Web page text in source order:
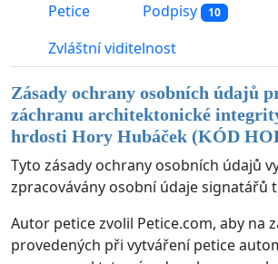
Petice Podpisy 10
Zvláštní viditelnost
Zásady ochrany osobních údajů
záchranu architektonické
hrdosti Hory Hubáček (KÓD
Tyto zásady ochrany osobních údajů
zpracovávány osobní údaje signatářů
Autor petice zvolil Petice.com, aby na
provedených při vytváření petice